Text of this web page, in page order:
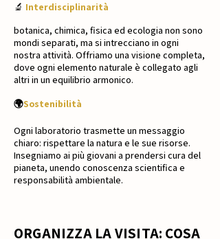
🔬 Interdisciplinarità
botanica, chimica, fisica ed ecologia non sono
mondi separati, ma si intrecciano in ogni
nostra attività. Offriamo una visione completa,
dove ogni elemento naturale è collegato agli
altri in un equilibrio armonico.
🌍Sostenibilità
Ogni laboratorio trasmette un messaggio
chiaro: rispettare la natura e le sue risorse.
Insegniamo ai più giovani a prendersi cura del
pianeta, unendo conoscenza scientifica e
responsabilità ambientale.
ORGANIZZA LA VISITA: COSA